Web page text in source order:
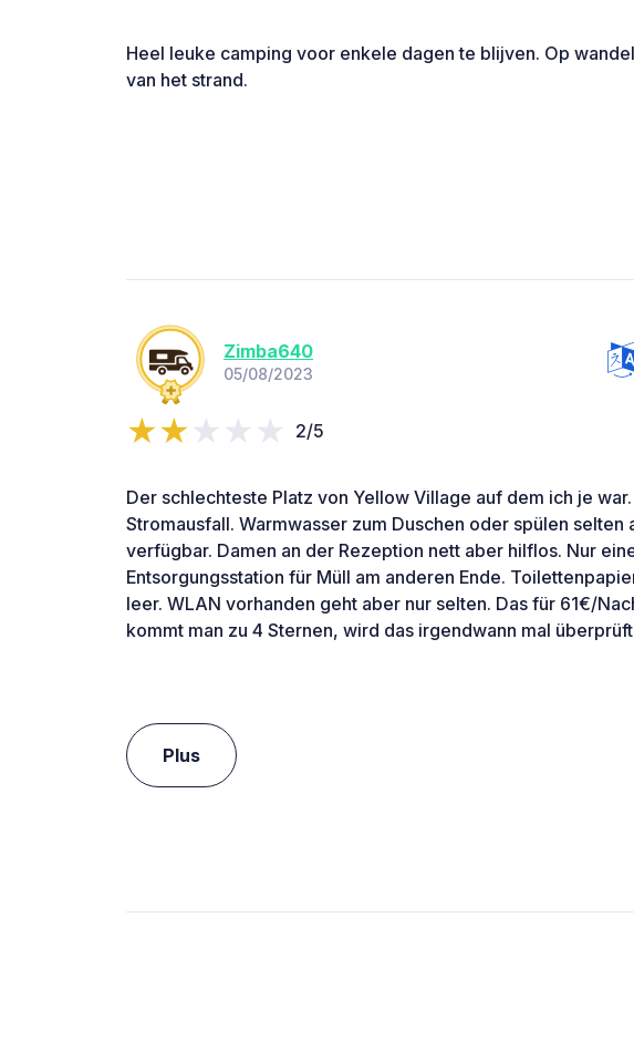
Heel leuke camping voor enkele dagen te blijven. Op
van het strand.
Zimba640
05/08/2023
2/5
Der schlechteste Platz von Yellow Village auf dem ich je war.
Stromausfall. Warmwasser zum Duschen oder spülen selten
verfügbar. Damen an der Rezeption nett aber hilflos. Nur
Entsorgungsstation für Müll am anderen Ende.
leer. WLAN vorhanden geht aber nur selten. Das für 61€/
kommt man zu 4 Sternen, wird das irgendwann mal
Plus